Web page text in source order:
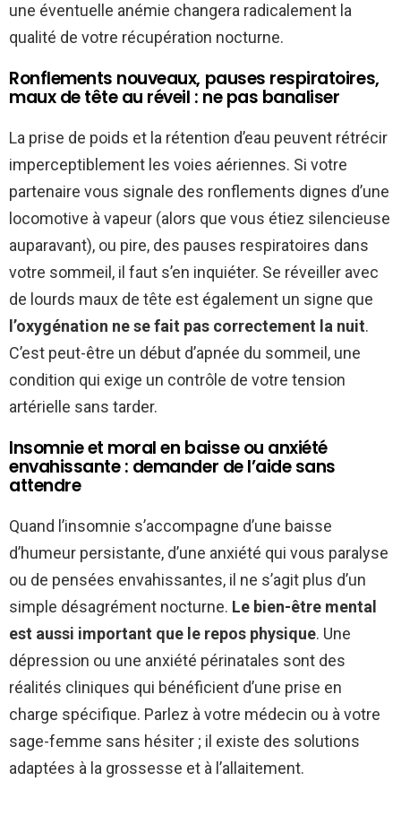
une éventuelle anémie changera radicalement la
qualité de votre récupération nocturne.
Ronflements nouveaux, pauses respiratoires,
maux de tête au réveil : ne pas banaliser
La prise de poids et la rétention d’eau peuvent rétrécir
imperceptiblement les voies aériennes. Si votre
partenaire vous signale des ronflements dignes d’une
locomotive à vapeur (alors que vous étiez silencieuse
auparavant), ou pire, des pauses respiratoires dans
votre sommeil, il faut s’en inquiéter. Se réveiller avec
de lourds maux de tête est également un signe que
l’oxygénation ne se fait pas correctement la nuit.
C’est peut-être un début d’apnée du sommeil, une
condition qui exige un contrôle de votre tension
artérielle sans tarder.
Insomnie et moral en baisse ou anxiété
envahissante : demander de l’aide sans
attendre
Quand l’insomnie s’accompagne d’une baisse
d’humeur persistante, d’une anxiété qui vous paralyse
ou de pensées envahissantes, il ne s’agit plus d’un
simple désagrément nocturne. Le bien-être mental
est aussi important que le repos physique. Une
dépression ou une anxiété périnatales sont des
réalités cliniques qui bénéficient d’une prise en
charge spécifique. Parlez à votre médecin ou à votre
sage-femme sans hésiter ; il existe des solutions
adaptées à la grossesse et à l’allaitement.